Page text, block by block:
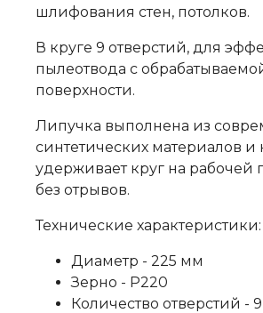
шлифования стен, потолков.
В круге 9 отверстий, для
пылеотвода с
поверхности.
Липучка выполнена из
синтетических материалов
удерживает круг на рабочей
без отрывов.
Технические характеристики:
Диаметр - 225 мм
Зерно - P220
Количество отверстий - 9